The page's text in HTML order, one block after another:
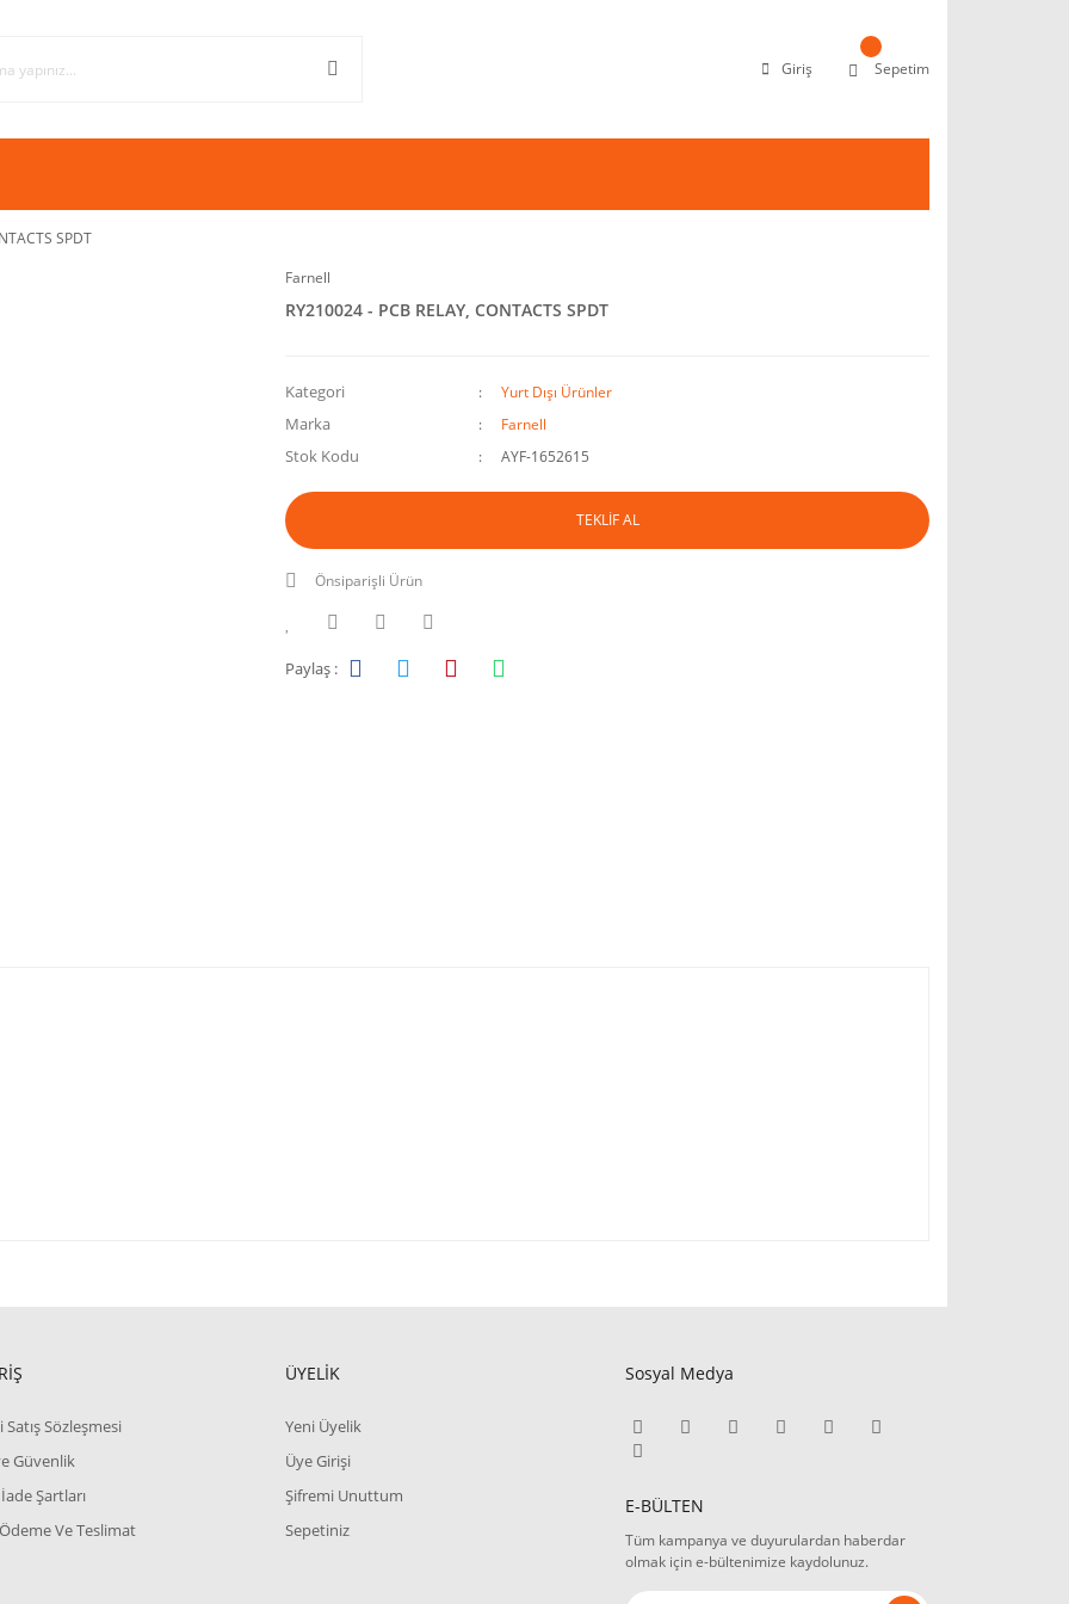
Giriş Sepetim
SPDT
Farnell
RY210024 - PCB RELAY, CONTACTS SPDT
Kategori Yurt Dışı Ürünler
Marka Farnell
Stok Kodu AYF-1652615
TEKLİF AL
Önsiparişli Ürün
Paylaş :
Satış Sözleşmesi
Güvenlik
Şartları
Ve Teslimat
ÜYELİK
Yeni Üyelik
Üye Girişi
Şifremi Unuttum
Sepetiniz
Sosyal Medya
E-BÜLTEN
Tüm kampanya ve duyurulardan haberdar
olmak için e-bültenimize kaydolunuz.